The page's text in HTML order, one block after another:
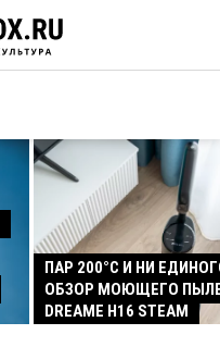
ПАР 200°C И НИ
ОБЗОР МОЮЩЕГО
DREAME H16 STEAM